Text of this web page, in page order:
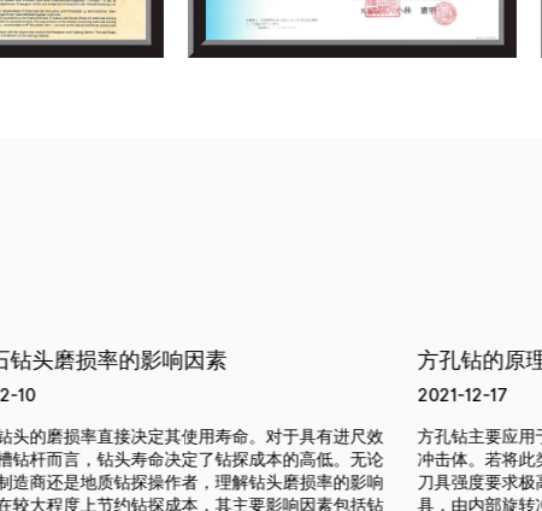
方孔钻的原理
方孔钻主要应用于木工加工，其核心原理在于内部存在一个
冲击体。若将此类工作原理用于钻削钢铁等硬质材料，则对
刀具强度要求极高。具体原理如下：方孔钻是一种五金工
具，由内部旋转冲击体和外部冲击体组成。传统钻头仅能加
浙
兴
达